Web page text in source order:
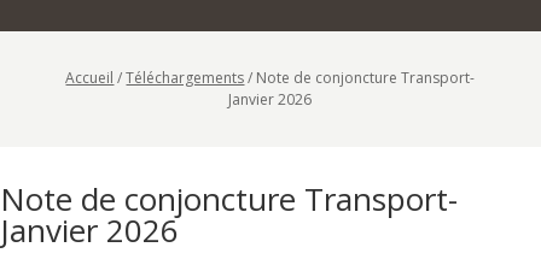
Accueil /Téléchargements/ Note de conjoncture Transport-
Janvier 2026
Note de conjoncture Transport-
Janvier 2026